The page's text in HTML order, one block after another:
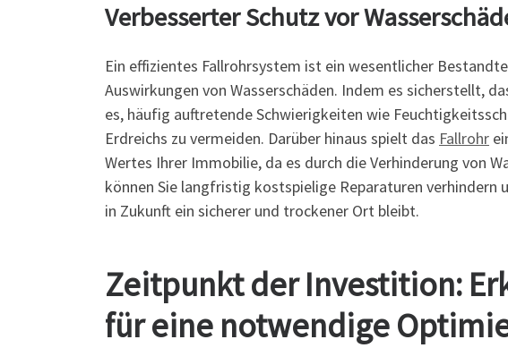
Verbesserter Schutz vor
Ein effizientes Fallrohrsystem ist ein wesentlicher
Auswirkungen von Wasserschäden. Indem es sicherstellt,
es, häufig auftretende Schwierigkeiten wie
Erdreichs zu vermeiden. Darüber hinaus spielt das Fallrohr
Wertes Ihrer Immobilie, da es durch die Verhinderung von
können Sie langfristig kostspielige Reparaturen verhindern
in Zukunft ein sicherer und trockener Ort bleibt.
Zeitpunkt der Investition:
für eine notwendige